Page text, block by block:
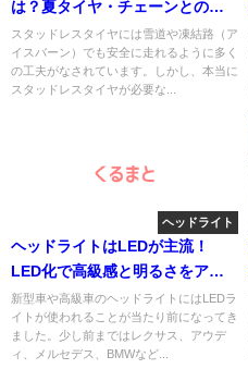
は？夏タイヤ・チェーンとの違
いを解説
スタッドレスタイヤには雪道や凍結路（ア
イスバーン）でも安全に走れるように多く
の工夫がなされています。しかし、本当に
スタッドレスタイヤが必要な...
ヘッドライト
ヘッドライトはLEDが主流！
LED化で高級感と明るさをアッ
プさせる方法
新型車や高級車のヘッドライトにはLEDラ
イトが使われることが当たり前になってき
ました。少し前まではレクサス、アウデ
ィ、メルセデス、BMWなど...